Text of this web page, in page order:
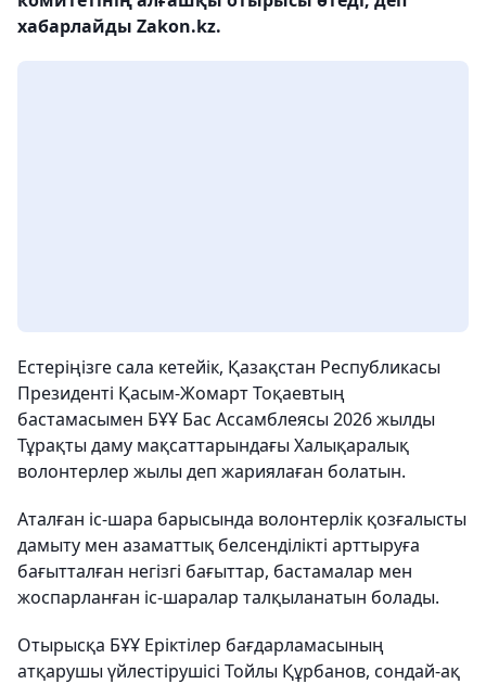
хабарлайды Zakon.kz.
Естеріңізге сала кетейік, Қазақстан Республикасы
Президенті Қасым-Жомарт Тоқаевтың
бастамасымен БҰҰ Бас Ассамблеясы 2026 жылды
Тұрақты даму мақсаттарындағы Халықаралық
волонтерлер жылы деп жариялаған болатын.
Аталған іс-шара барысында волонтерлік қозғалысты
дамыту мен азаматтық белсенділікті арттыруға
бағытталған негізгі бағыттар, бастамалар мен
жоспарланған іс-шаралар талқыланатын болады.
Отырысқа БҰҰ Еріктілер бағдарламасының
атқарушы үйлестірушісі Тойлы Құрбанов, сондай-ақ